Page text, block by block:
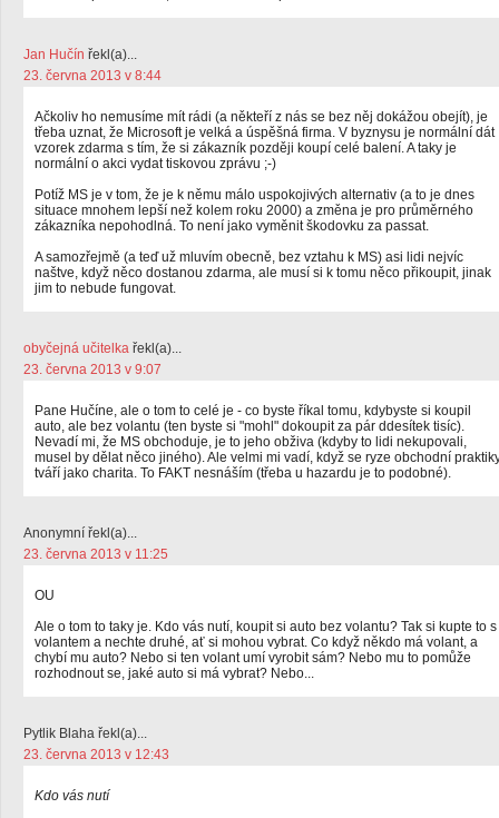
Jan Hučín řekl(a)...
23. června 2013 v 8:44
Ačkoliv ho nemusíme mít rádi (a někteří z nás se bez něj dokážou obejít), je
třeba uznat, že Microsoft je velká a úspěšná firma. V byznysu je normální dát
vzorek zdarma s tím, že si zákazník později koupí celé balení. A taky je
normální o akci vydat tiskovou zprávu ;-)
Potíž MS je v tom, že je k němu málo uspokojivých alternativ (a to je dnes
situace mnohem lepší než kolem roku 2000) a změna je pro průměrného
zákazníka nepohodlná. To není jako vyměnit škodovku za passat.
A samozřejmě (a teď už mluvím obecně, bez vztahu k MS) asi lidi nejvíc
naštve, když něco dostanou zdarma, ale musí si k tomu něco přikoupit, jinak
jim to nebude fungovat.
obyčejná učitelka řekl(a)...
23. června 2013 v 9:07
Pane Hučíne, ale o tom to celé je - co byste říkal tomu, kdybyste si koupil
auto, ale bez volantu (ten byste si "mohl" dokoupit za pár ddesítek tisíc).
Nevadí mi, že MS obchoduje, je to jeho obživa (kdyby to lidi nekupovali,
musel by dělat něco jiného). Ale velmi mi vadí, když se ryze obchodní
tváří jako charita. To FAKT nesnáším (třeba u hazardu je to podobné).
Anonymní řekl(a)...
23. června 2013 v 11:25
OU
Ale o tom to taky je. Kdo vás nutí, koupit si auto bez volantu? Tak si kupte to s
volantem a nechte druhé, ať si mohou vybrat. Co když někdo má volant, a
chybí mu auto? Nebo si ten volant umí vyrobit sám? Nebo mu to pomůže
rozhodnout se, jaké auto si má vybrat? Nebo...
Pytlik Blaha řekl(a)...
23. června 2013 v 12:43
Kdo vás nutí